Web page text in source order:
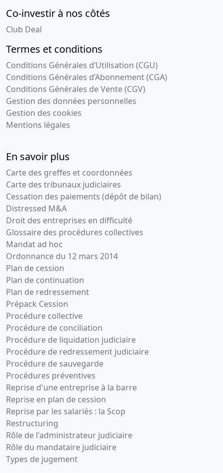
Co-investir à nos côtés
Club Deal
Termes et conditions
Conditions Générales d’Utilisation (CGU)
Conditions Générales d’Abonnement (CGA)
Conditions Générales de Vente (CGV)
Gestion des données personnelles
Gestion des cookies
Mentions légales
En savoir plus
Carte des greffes et coordonnées
Carte des tribunaux judiciaires
Cessation des paiements (dépôt de bilan)
Distressed M&A
Droit des entreprises en difficulté
Glossaire des procédures collectives
Mandat ad hoc
Ordonnance du 12 mars 2014
Plan de cession
Plan de continuation
Plan de redressement
Prépack Cession
Procédure collective
Procédure de conciliation
Procédure de liquidation judiciaire
Procédure de redressement judiciaire
Procédure de sauvegarde
Procédures préventives
Reprise d'une entreprise à la barre
Reprise en plan de cession
Reprise par les salariés : la Scop
Restructuring
Rôle de l'administrateur judiciaire
Rôle du mandataire judiciaire
Types de jugement